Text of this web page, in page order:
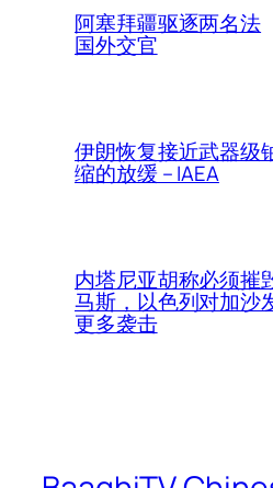
阿塞拜疆驱逐两名法
国外交官
伊朗恢复接近武器级
缩的放缓 – IAEA
内塔尼亚胡称必须摧
马斯，以色列对加沙
更多袭击